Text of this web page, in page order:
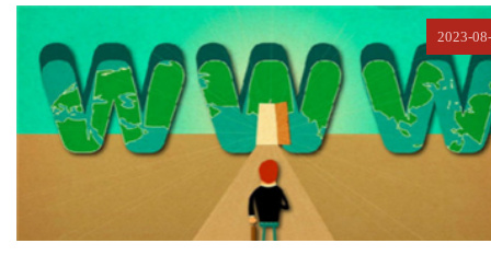
2023-